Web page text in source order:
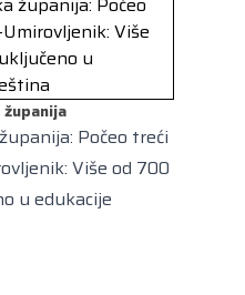
županija
regionalnih vlasti Vijeća
Počeo treći
Više od 700
u edukacije